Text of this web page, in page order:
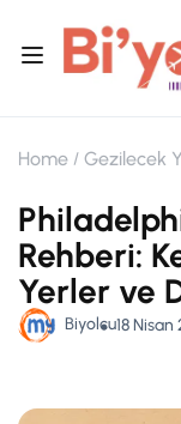
Home Gezilecek
Rehberi:
Yerler ve
Biyolcu18 Nisan